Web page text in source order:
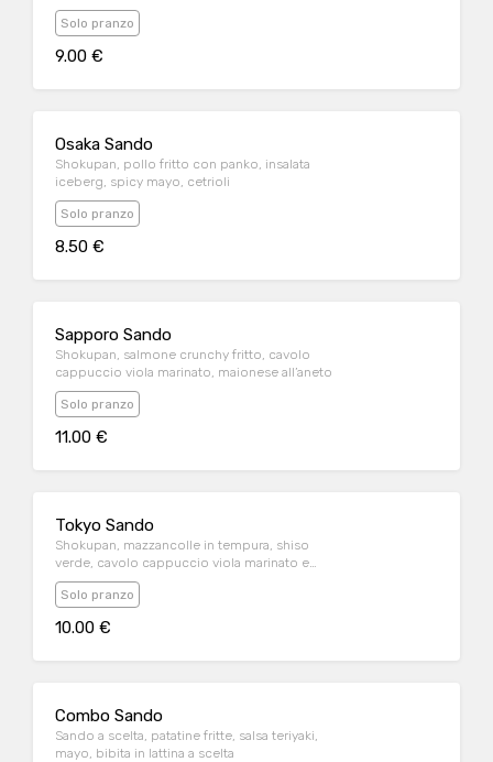
tonkatsu
Solo pranzo
9.00 €
Osaka Sando
Shokupan, pollo fritto con panko, insalata
iceberg, spicy mayo, cetrioli
Solo pranzo
8.50 €
Sapporo Sando
Shokupan, salmone crunchy fritto, cavolo
cappuccio viola marinato, maionese all’aneto
Solo pranzo
11.00 €
Tokyo Sando
Shokupan, mazzancolle in tempura, shiso
verde, cavolo cappuccio viola marinato e
mayo all’aneto
Solo pranzo
10.00 €
Combo Sando
Sando a scelta, patatine fritte, salsa teriyaki,
mayo, bibita in lattina a scelta